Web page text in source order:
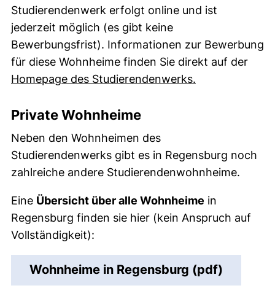
Studierendenwerk erfolgt online und ist
jederzeit möglich (es gibt keine
Bewerbungsfrist). Informationen zur Bewerbung
für diese Wohnheime finden Sie direkt auf der
Homepage des Studierendenwerks.
Private Wohnheime
Neben den Wohnheimen des
Studierendenwerks gibt es in Regensburg noch
zahlreiche andere Studierendenwohnheime.
Eine Übersicht über alle Wohnheime in
Regensburg finden sie hier (kein Anspruch auf
Vollständigkeit):
Wohnheime in Regensburg (pdf)